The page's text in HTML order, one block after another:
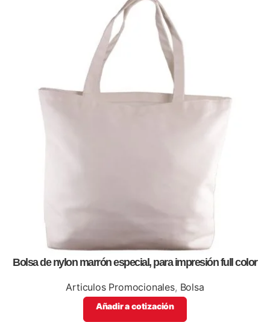
Bolsa de nylon marrón especial, para impresión full color
Articulos Promocionales, Bolsa
Añadir a cotización